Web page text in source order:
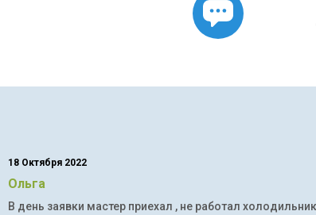
18 Октября 2022
Ольга
В день заявки мастер приехал , не работал